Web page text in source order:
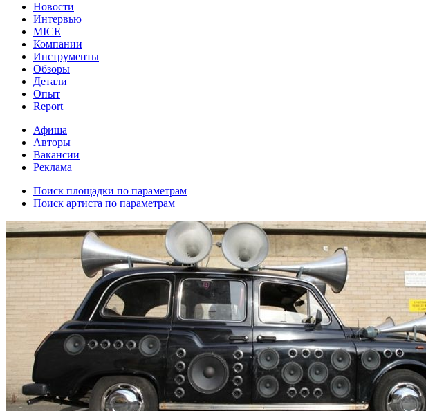
Новости
Интервью
MICE
Компании
Инструменты
Обзоры
Детали
Опыт
Report
Афиша
Авторы
Вакансии
Реклама
Поиск площадки по параметрам
Поиск артиста по параметрам